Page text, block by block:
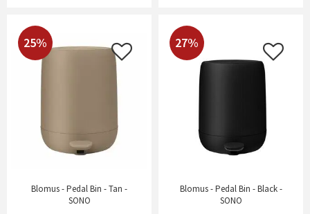
25%
Blomus - Pedal Bin - Tan -
SONO
27%
Blomus - Pedal Bin - Black -
SONO